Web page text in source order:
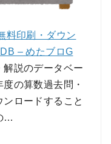
料印刷・ダウン
– めたブロG
説のデータベー
の算数過去問・
ロードすること
…